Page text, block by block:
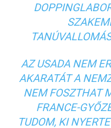
AZ USADA NEM
AKARATÁT A
NEM FOSZTHAT
FRANCE-
TUDOM, KI